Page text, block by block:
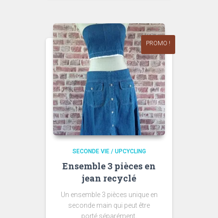
PROMO !
SECONDE VIE / UPCYCLING
Ensemble 3 pièces en
jean recyclé
Un ensemble 3 pièces unique en
seconde main qui peut être
porté séparément.